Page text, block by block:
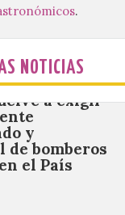
.
NOTICIAS
a exigir
bomberos
el País